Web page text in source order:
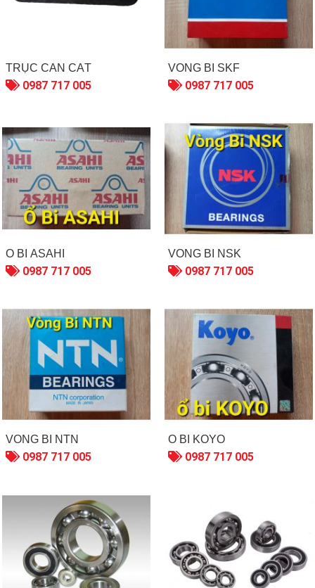
TRỤC CÁN CẮT
0987 717 005
VÒNG BI SKF
0987 717 005
Ổ BI ASAHI
0987 717 005
VÒNG BI NSK
0987 717 005
VÒNG BI NTN
0987 717 005
Ổ BI KOYO
0987 717 005